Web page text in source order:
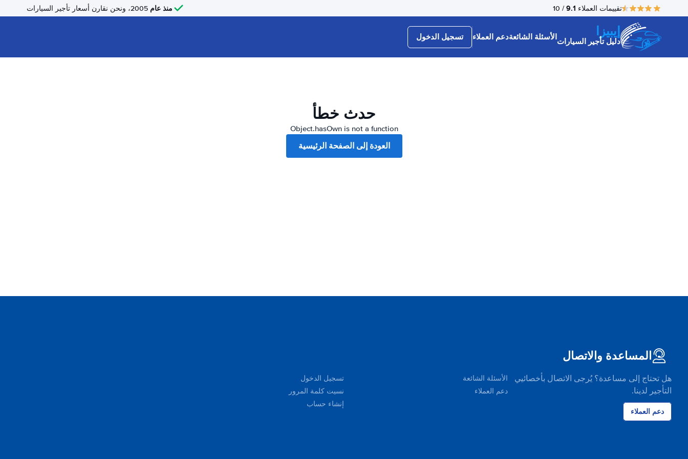
تقييمات العملاء 9.1
/ 10 منذ عام
إيبيزا
دليل تأجير السياراتالأسئلة الشائعةدعم العملاء تسجيل الدخول
حدث خطأ
Object.hasOwn is not a function
العودة إلى الصفحة الرئيسية
المساعدة والاتصال
هل تحتاج إلى مساعدة؟ يُرجى الاتصال بأخصائيي
التأجير لدينا.
دعم العملاء
الأسئلة الشائعة
دعم العملاء
تسجيل الدخول
نسيت كلمة المرور
إنشاء حساب